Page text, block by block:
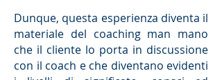
Dunque, questa esperienza diventa il
materiale del coaching man mano
che il cliente lo porta in discussione
con il coach e che diventano evidenti